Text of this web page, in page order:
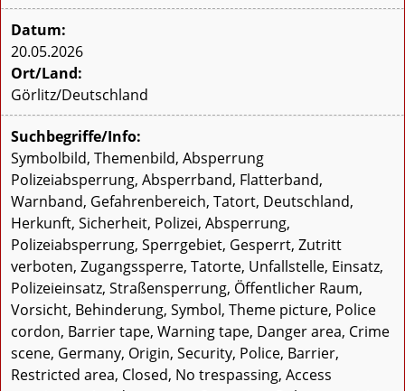
Datum:
20.05.2026
Ort/Land:
Görlitz/Deutschland
Suchbegriffe/Info:
Symbolbild, Themenbild, Absperrung
Polizeiabsperrung, Absperrband, Flatterband,
Warnband, Gefahrenbereich, Tatort, Deutschland,
Herkunft, Sicherheit, Polizei, Absperrung,
Polizeiabsperrung, Sperrgebiet, Gesperrt, Zutritt
verboten, Zugangssperre, Tatorte, Unfallstelle, Einsatz,
Polizeieinsatz, Straßensperrung, Öffentlicher Raum,
Vorsicht, Behinderung, Symbol, Theme picture, Police
cordon, Barrier tape, Warning tape, Danger area, Crime
scene, Germany, Origin, Security, Police, Barrier,
Restricted area, Closed, No trespassing, Access